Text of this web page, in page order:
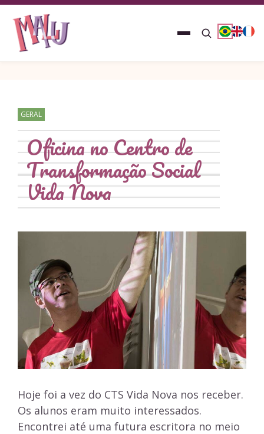
GERAL
Oficina no Centro de
Transformação Social
Vida Nova
Hoje foi a vez do CTS Vida Nova nos receber.
Os alunos eram muito interessados.
Encontrei até uma futura escritora no meio